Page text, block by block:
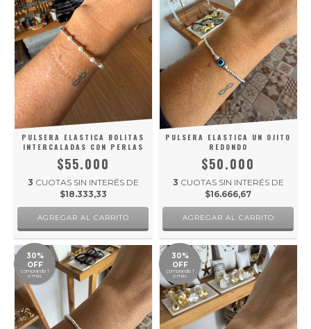
PULSERA ELASTICA BOLITAS
INTERCALADAS CON PERLAS
$55.000
3 CUOTAS SIN INTERÉS DE
$18.333,33
PULSERA ELASTICA UN OJITO
REDONDO
$50.000
3 CUOTAS SIN INTERÉS DE
$16.666,67
30%
OFF
comprando 1
o más
30%
OFF
comprando 1
o más